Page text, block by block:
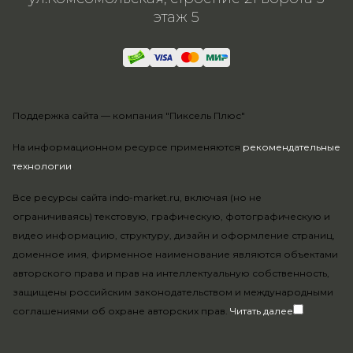
На информационном ресурсе применяются рекомендательные
технологии.
Все ресурсы сайта indo-market.ru, включая (но не
ограничиваясь) текстовую, графическую, фотографическую и
видео информацию, структуру, дизайн и оформление страниц,
доменное имя, фирменное наименование являются объектами
авторского права и прав на интеллектуальную собственность,
защищены российским законодательством и международными
соглашениями об охране авторских прав. Читать далее
этаж 5
Поддержка сайта — компания "Пиксель Плюс"